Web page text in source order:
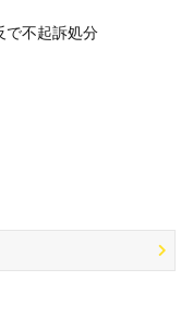
で不起訴処分